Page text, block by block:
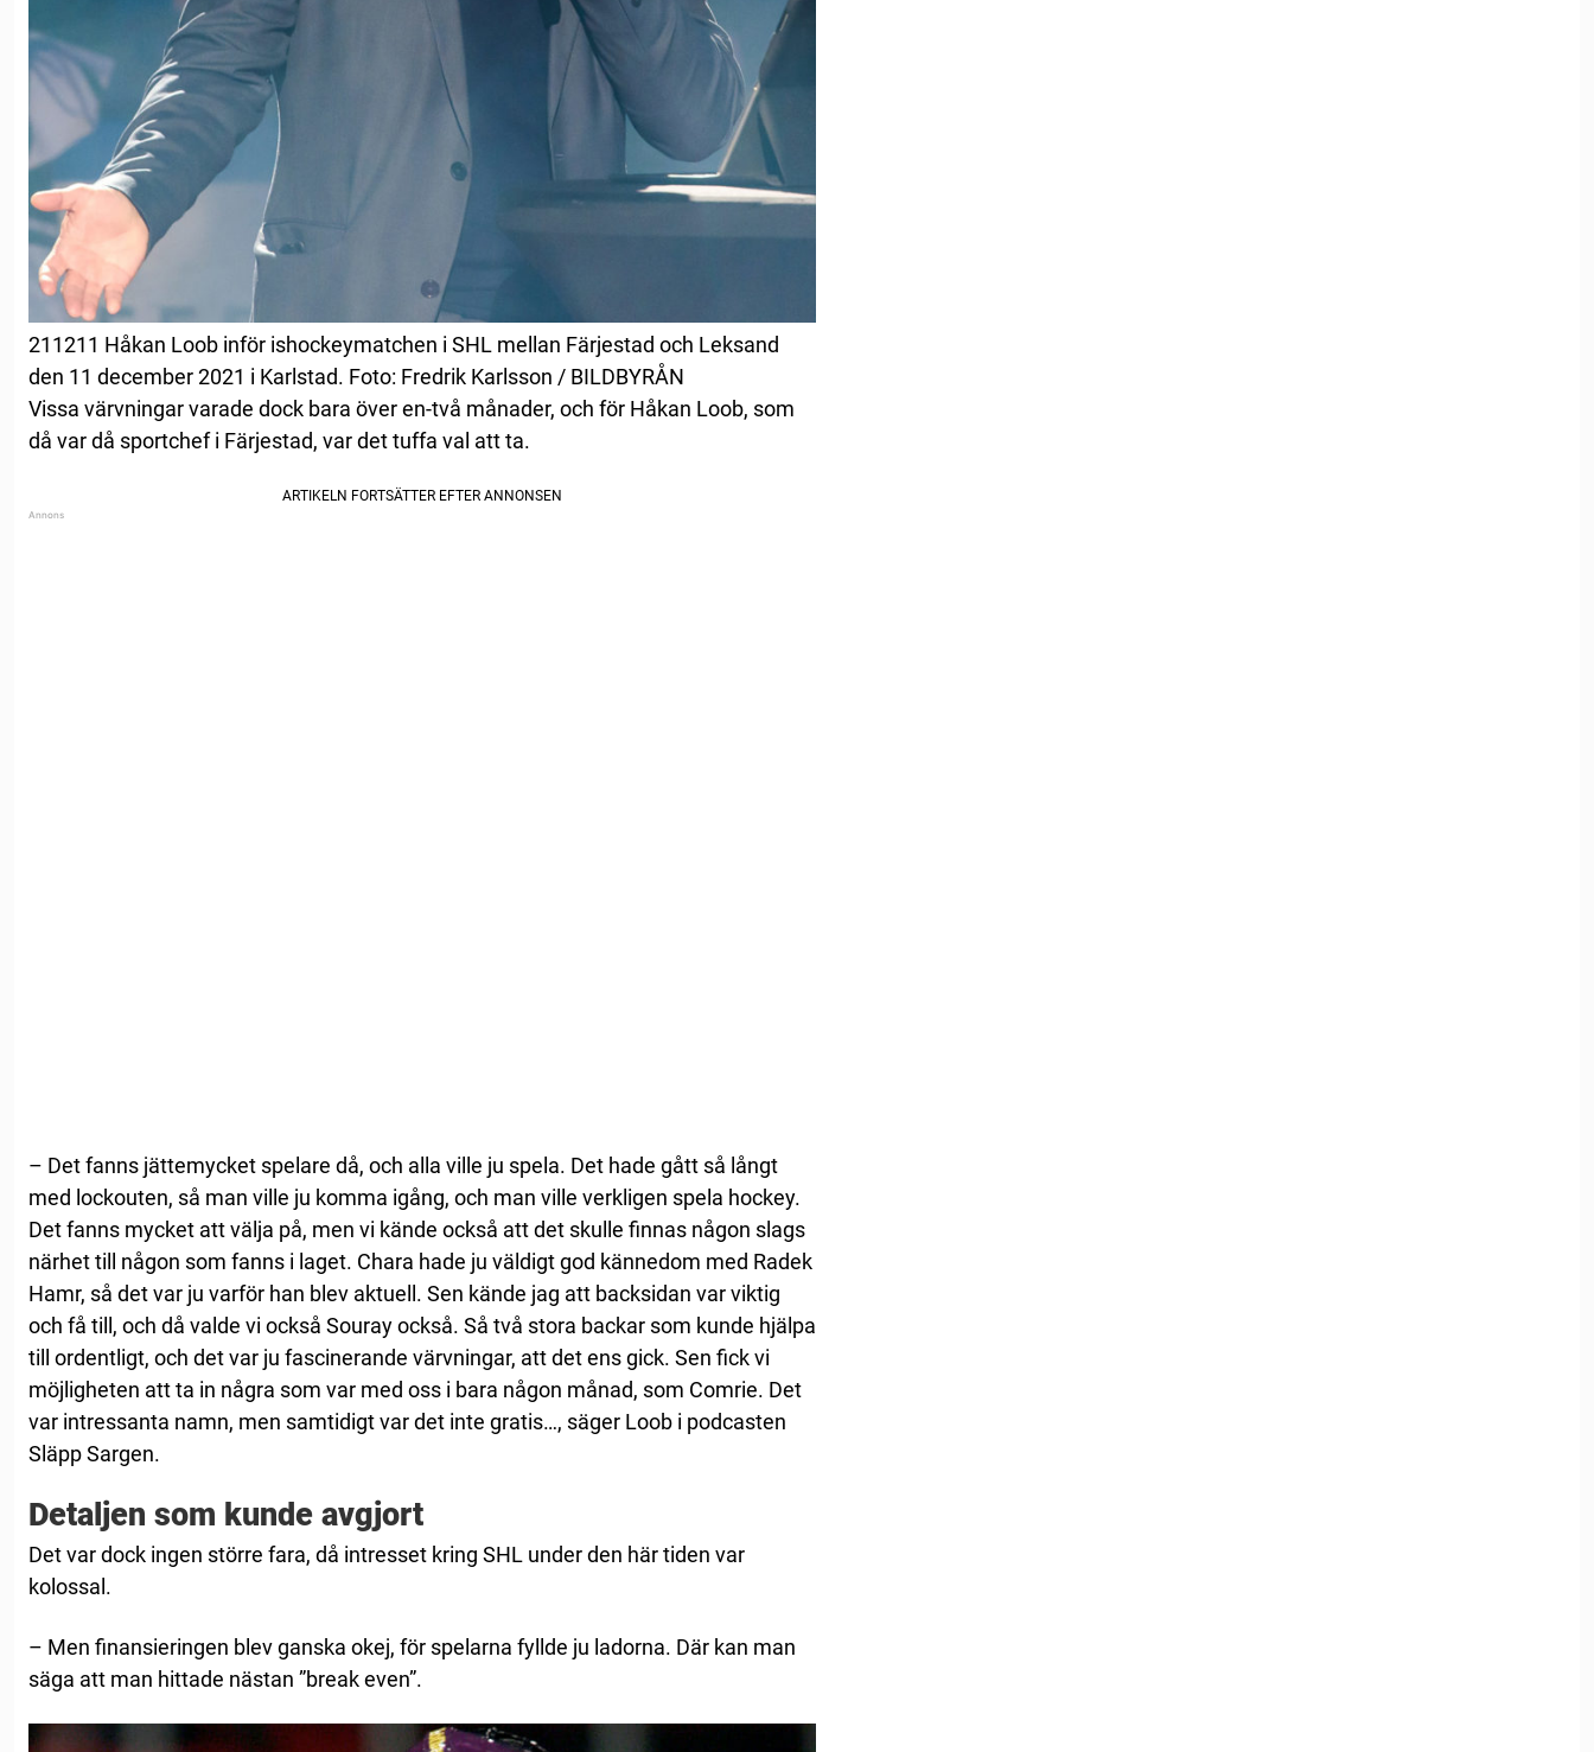
211211 Håkan Loob inför ishockeymatchen i SHL mellan Färjestad och Leksand
den 11 december 2021 i Karlstad. Foto: Fredrik Karlsson / BILDBYRÅN
Vissa värvningar varade dock bara över en-två månader, och för Håkan Loob, som
då var då sportchef i Färjestad, var det tuffa val att ta.
– Det fanns jättemycket spelare då, och alla ville ju spela. Det hade gått så långt
med lockouten, så man ville ju komma igång, och man ville verkligen spela hockey.
Det fanns mycket att välja på, men vi kände också att det skulle finnas någon slags
närhet till någon som fanns i laget. Chara hade ju väldigt god kännedom med Radek
Hamr, så det var ju varför han blev aktuell. Sen kände jag att backsidan var viktig
och få till, och då valde vi också Souray också. Så två stora backar som kunde hjälpa
till ordentligt, och det var ju fascinerande värvningar, att det ens gick. Sen fick vi
möjligheten att ta in några som var med oss i bara någon månad, som Comrie. Det
var intressanta namn, men samtidigt var det inte gratis…, säger Loob i podcasten
Släpp Sargen.
Detaljen som kunde avgjort
Det var dock ingen större fara, då intresset kring SHL under den här tiden var
kolossal.
– Men finansieringen blev ganska okej, för spelarna fyllde ju ladorna. Där kan man
säga att man hittade nästan ”break even”.